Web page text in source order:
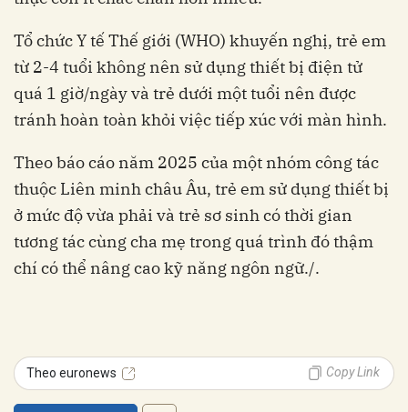
từ 2-4 tuổi không nên sử dụng thiết bị điện tử
quá 1 giờ/ngày và trẻ dưới một tuổi nên được
thuộc Liên minh châu Âu, trẻ em sử dụng thiết bị
ở mức độ vừa phải và trẻ sơ sinh có thời gian
tương tác cùng cha mẹ trong quá trình đó thậm
Theo euronews Copy Link